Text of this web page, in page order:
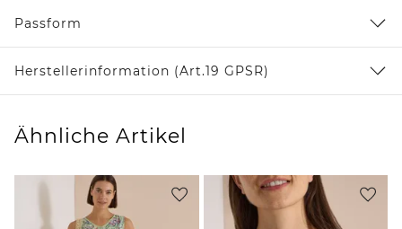
Passform
Herstellerinformation (Art.19 GPSR)
Ähnliche Artikel